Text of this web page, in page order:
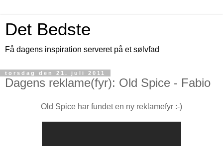
Det Bedste
Få dagens inspiration serveret på et sølvfad
torsdag den 21. juli 2011
Dagens reklame(fyr): Old Spice - Fabio
Old Spice har fundet en ny reklamefyr :-)